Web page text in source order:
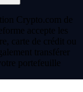
savoir
valant plusieurs
des phénomènes
comment ils
investir.